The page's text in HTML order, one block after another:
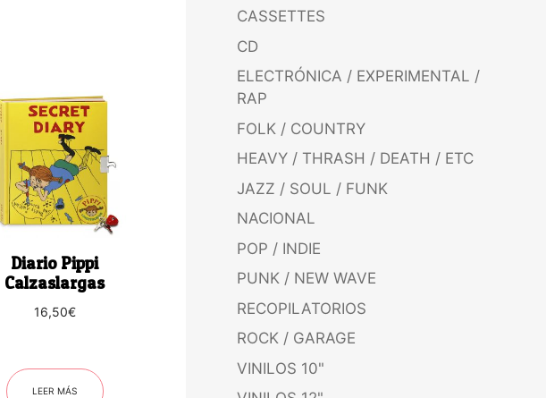
Diario Pippi
Calzaslargas
16,50€
LEER MÁS
CASSETTES
CD
ELECTRÓNICA / EXPERIMENTAL /
RAP
FOLK / COUNTRY
HEAVY / THRASH / DEATH / ETC
JAZZ / SOUL / FUNK
NACIONAL
POP / INDIE
PUNK / NEW WAVE
RECOPILATORIOS
ROCK / GARAGE
VINILOS 10"